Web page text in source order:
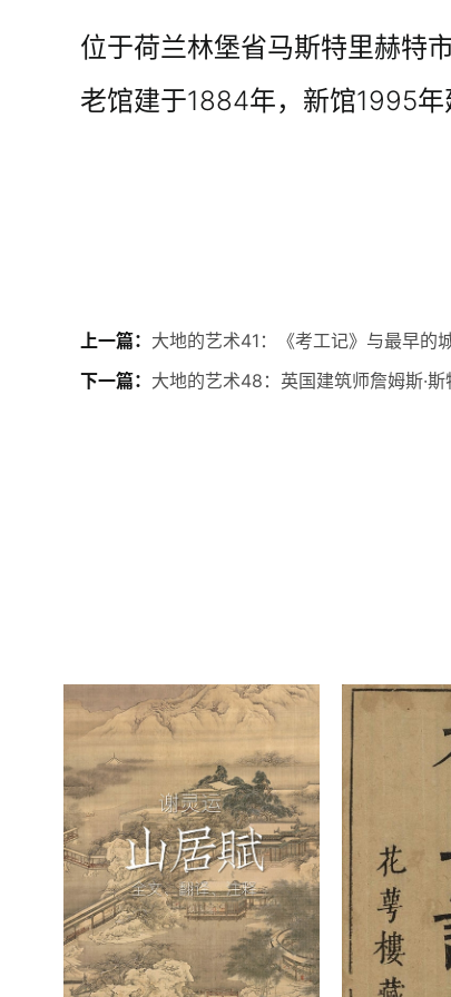
位于荷兰林堡省马斯特里赫特
老馆建于1884年，新馆1995年
上一篇： 大地的艺术41：《考工记》与最早的
下一篇： 大地的艺术48：英国建筑师詹姆斯·